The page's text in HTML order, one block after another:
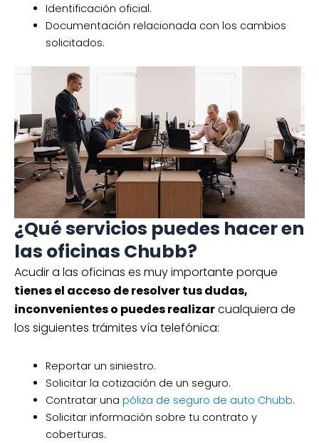
Identificación oficial.
Documentación relacionada con los cambios
solicitados.
¿Qué servicios puedes hacer en
las oficinas Chubb?
Acudir a las oficinas es muy importante porque
tienes el acceso de resolver tus dudas,
inconvenientes o puedes realizarcualquiera de
los siguientes trámites vía telefónica:
Reportar un siniestro.
Solicitar la cotización de un seguro.
Contratar una póliza de seguro de auto Chubb.
Solicitar información sobre tu contrato y
coberturas.